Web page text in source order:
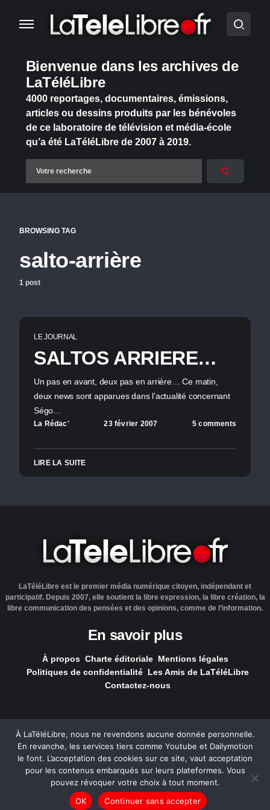
Bienvenue dans les archives de
LaTéléLibre
4000 reportages, documentaires, émissions,
articles ou dessins produits par les bénévoles
de ce laboratoire de télévision et média-école
qu’a été LaTéléLibre de 2007 à 2019.
BROWSING TAG
salto-arrière
1 post
LE JOURNAL
SALTOS ARRIERE…
Un pas en avant, deux pas en arrière… Ce matin,
deux news sont apparues dans l’actualité concernant
Ségo…
La Rédac' 23 février 2007 5 comments
LIRE LA SUITE
LaTéléLibre est le premier média numérique citoyen, indépendant et
participatif. Depuis 2007, elle soutient la libre expression, la libre création, la
libre communication des pensées et des opinions, comme de l’information.
En savoir plus
À propos Charte éditoriale Mentions légales
Politiques de confidentialité Les Amis de LaTéléLibre
Contactez-nous
LaTéléLibre.fr, ce site a été réalisé par l'agenceNOUS, Ouvert,
Utile & Simple
— Tous les contenus, sauf exception signalée, sont
sous licence Creative Commons .
À LaTéléLibre, nous ne revendons aucune donnée personnelle.
En revanche, les services tiers comme Youtube et Dailymotion
le font. L’acceptation des cookies sur ce site, vaut acceptation
pour les contenus embarqués sur leurs plateformes. Vous
pouvez révoquer votre choix à tout moment.
OK
Continuer sans accepter